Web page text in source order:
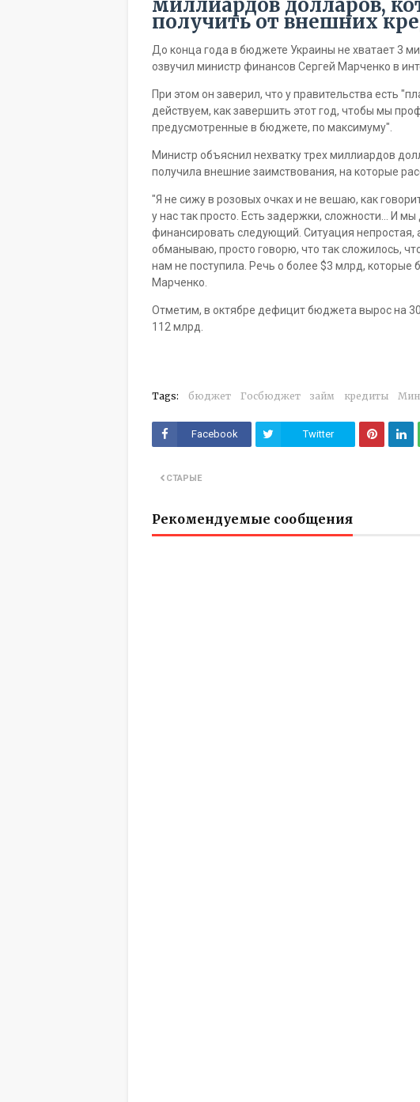
миллиардов долларов,
получить от внешних
До конца года в бюджете Украины не хватает 3
озвучил министр финансов Сергей Марченко в
При этом он заверил, что у правительства есть
действуем, как завершить этот год, чтобы мы
предусмотренные в бюджете, по максимуму".
Министр объяснил нехватку трех миллиардов
получила внешние заимствования, на которые
"Я не сижу в розовых очках и не вешаю, как
у нас так просто. Есть задержки, сложности... И
финансировать следующий. Ситуация непростая,
обманываю, просто говорю, что так сложилось,
нам не поступила. Речь о более $3 млрд,
Марченко.
Отметим, в октябре дефицит бюджета вырос на
112 млрд.
Tags: бюджет Госбюджет займ кредиты
Facebook Twitter
СТАРЫЕ
Рекомендуемые сообщения